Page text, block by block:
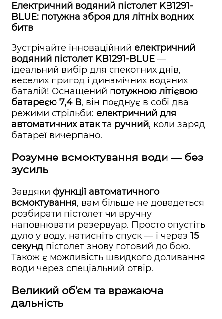
Електричний водяний пістолет KB1291-
BLUE: потужна зброя для літніх водних
битв
Зустрічайте інноваційний електричний
водяний пістолет KB1291-BLUE —
ідеальний вибір для спекотних днів,
веселих пригод і динамічних водяних
баталій! Оснащений потужною літієвою
батареєю 7,4 В, він поєднує в собі два
режими стрільби: електричний для
автоматичних атакта ручний, коли заряд
батареї вичерпано.
Розумне всмоктування води — без
зусиль
Завдяки функції автоматичного
всмоктування, вам більше не доведеться
розбирати пістолет чи вручну
наповнювати резервуар. Просто опустіть
дуло у воду, натисніть спуск — і через 15
секунд пістолет знову готовий до бою.
Також є можливість швидкого доливання
води через спеціальний отвір.
Великий об’єм та вражаюча
дальність